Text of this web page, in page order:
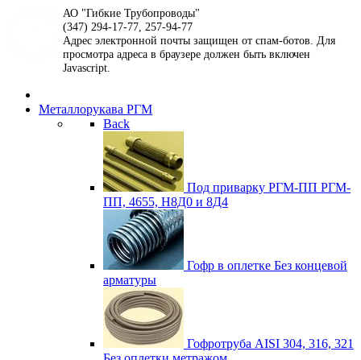
АО "Гибкие Трубопроводы"
(347) 294-17-77, 257-94-77
Адрес электронной почты защищен от спам-ботов. Для
просмотра адреса в браузере должен быть включен
Javascript.
Металлорукава РГМ
Back
Под приварку РГМ-ПП РГМ-
ПП, 4655, Н8Д0 и 8Д4
Гофр в оплетке Без концевой
арматуры
Гофротруба AISI 304, 316, 321